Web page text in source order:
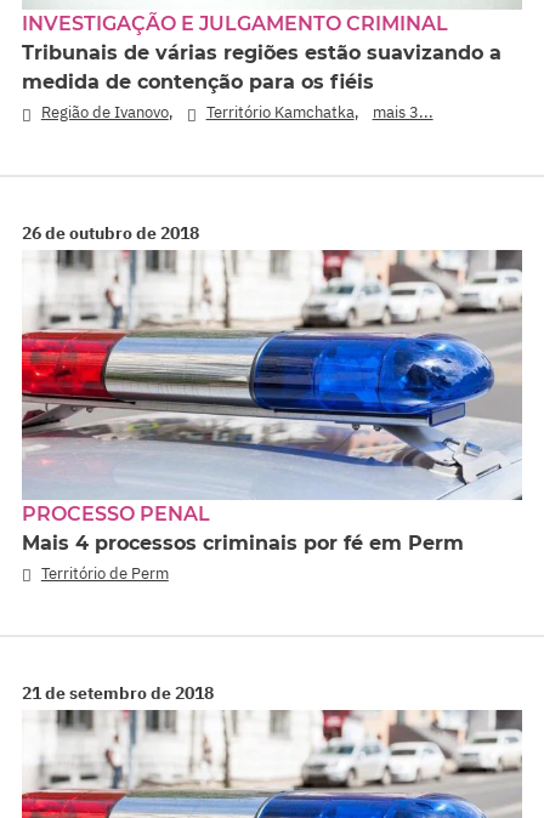
INVESTIGAÇÃO E JULGAMENTO CRIMINAL
Tribunais de várias regiões estão suavizando a
medida de contenção para os fiéis
Região de Ivanovo, Território Kamchatka, mais 3...
26 de outubro de 2018
PROCESSO PENAL
Mais 4 processos criminais por fé em Perm
Território de Perm
21 de setembro de 2018